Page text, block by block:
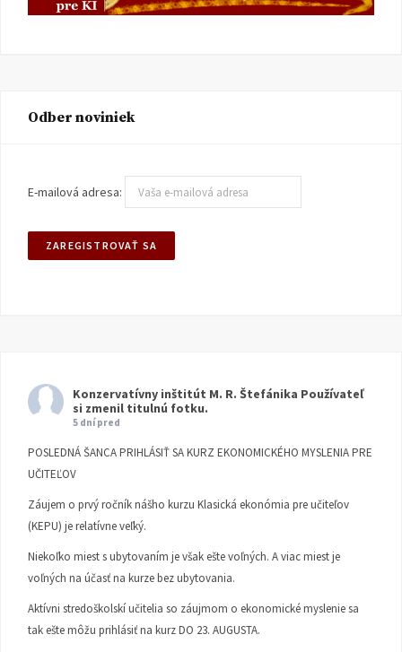
Odber noviniek
E-mailová adresa:
Konzervatívny inštitút M. R. Štefánika Používateľ
si zmenil titulnú fotku.
5 dní pred
POSLEDNÁ ŠANCA PRIHLÁSIŤ SA KURZ EKONOMICKÉHO MYSLENIA PRE
UČITEĽOV
Záujem o prvý ročník nášho kurzu Klasická ekonómia pre učiteľov
(KEPU) je relatívne veľký.
Niekoľko miest s ubytovaním je však ešte voľných. A viac miest je
voľných na účasť na kurze bez ubytovania.
Aktívni stredoškolskí učitelia so záujmom o ekonomické myslenie sa
tak ešte môžu prihlásiť na kurz DO 23. AUGUSTA.